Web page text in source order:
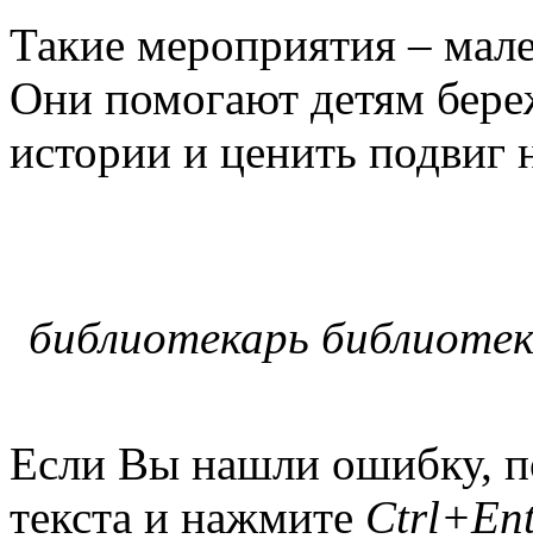
Такие мероприятия –
Они помогают детям
истории и ценить подвиг
библиотекарь
Если Вы нашли ошибку,
текста и нажмите